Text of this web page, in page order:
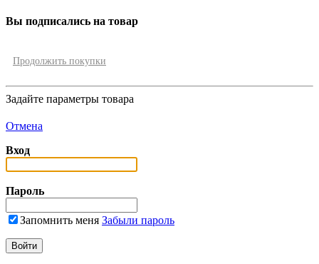
Вы подписались на товар
Продолжить покупки
Задайте параметры товара
Отмена
Вход
Пароль
Запомнить меня Забыли пароль